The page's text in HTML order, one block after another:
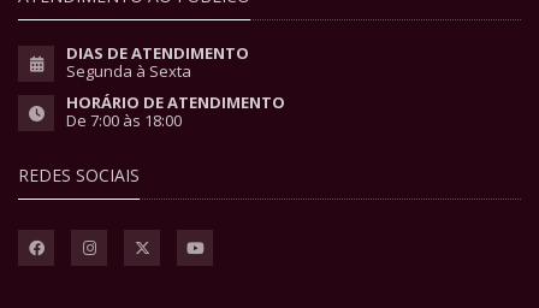
DIAS DE ATENDIMENTO
Segunda à Sexta
HORÁRIO DE ATENDIMENTO
De 7:00 às 18:00
REDES SOCIAIS